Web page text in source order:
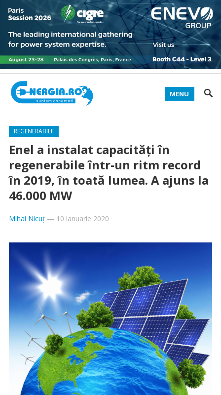
MENU
REGENERABILE
Enel a instalat capacități în
regenerabile într-un ritm record
în 2019, în toată lumea. A ajuns la
46.000 MW
Mihai Nicuț— 10 ianuarie 2020